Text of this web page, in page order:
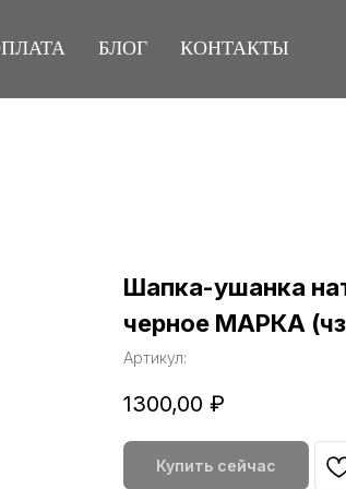
БЛОГ КОНТАКТЫ
Шапка-ушанка
черное МАРКА
Артикул:
1300,00 ₽
Купить сейчас